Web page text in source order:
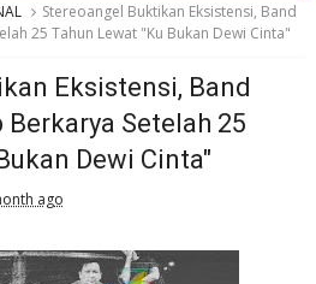
Stereoangel Buktikan Eksistensi, Band
25 Tahun Lewat "Ku Bukan Dewi Cinta"
Eksistensi, Band
Berkarya Setelah 25
Dewi Cinta"
ago